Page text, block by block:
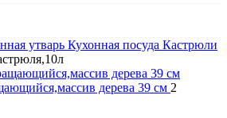
утварь Кухонная посуда Кастрюли
дерева 39 см 2